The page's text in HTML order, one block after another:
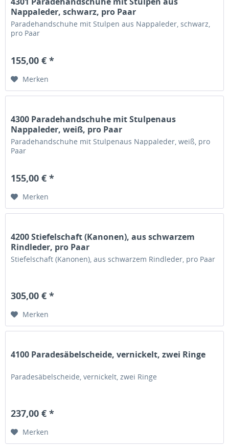
Nappaleder, schwarz, pro Paar
Paradehandschuhe mit Stulpen aus Nappaleder, schwarz,
pro Paar
155,00 € *
Merken
4300 Paradehandschuhe mit Stulpenaus
Nappaleder, weiß, pro Paar
Paradehandschuhe mit Stulpenaus Nappaleder, weiß, pro
Paar
155,00 € *
Merken
4200 Stiefelschaft (Kanonen), aus schwarzem
Rindleder, pro Paar
Stiefelschaft (Kanonen), aus schwarzem Rindleder, pro Paar
305,00 € *
Merken
4100 Paradesäbelscheide, vernickelt, zwei Ringe
Paradesäbelscheide, vernickelt, zwei Ringe
237,00 € *
Merken